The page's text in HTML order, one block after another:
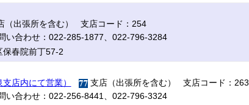
（出張所を含む） 支店コード：254
い合わせ：022-285-1877、022-796-3284
保春院前丁57-2
店内にて営業）
支店（出張所を含む） 支店コード：263
い合わせ：022-256-8441、022-796-3324